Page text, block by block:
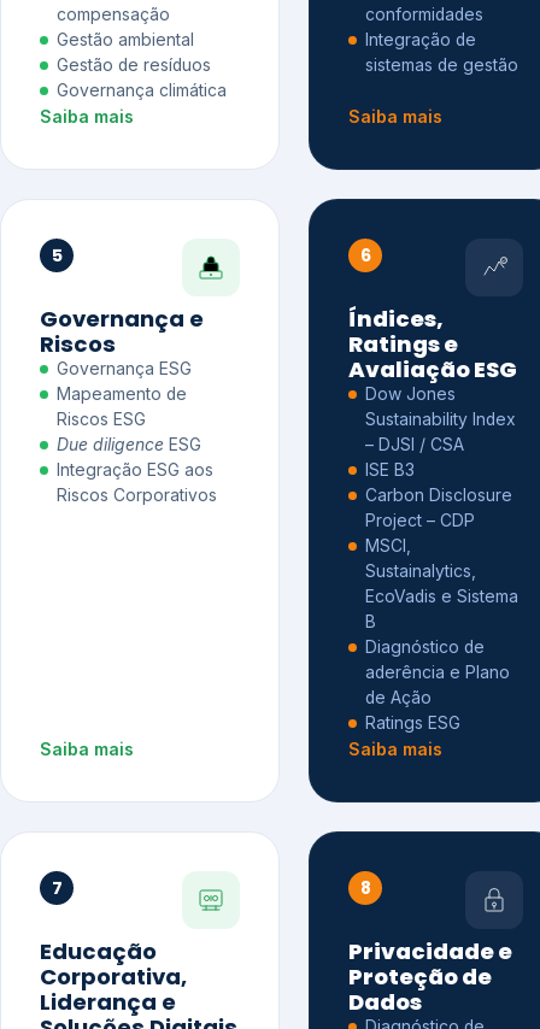
compensação
Gestão ambiental
Gestão de resíduos
Governança climática
Saiba mais
conformidades
Integração de
sistemas de gestão
Saiba mais
5
Governança e
Riscos
Governança ESG
Mapeamento de
Riscos ESG
Due diligence ESG
Integração ESG aos
Riscos Corporativos
Saiba mais
6
Índices,
Ratings e
Avaliação ESG
Dow Jones
Sustainability Index
– DJSI / CSA
ISE B3
Carbon Disclosure
Project – CDP
MSCI,
Sustainalytics,
EcoVadis e Sistema
B
Diagnóstico de
aderência e Plano
de Ação
Ratings ESG
Saiba mais
7
Educação
Corporativa,
Liderança e
8
Privacidade e
Proteção de
Dados